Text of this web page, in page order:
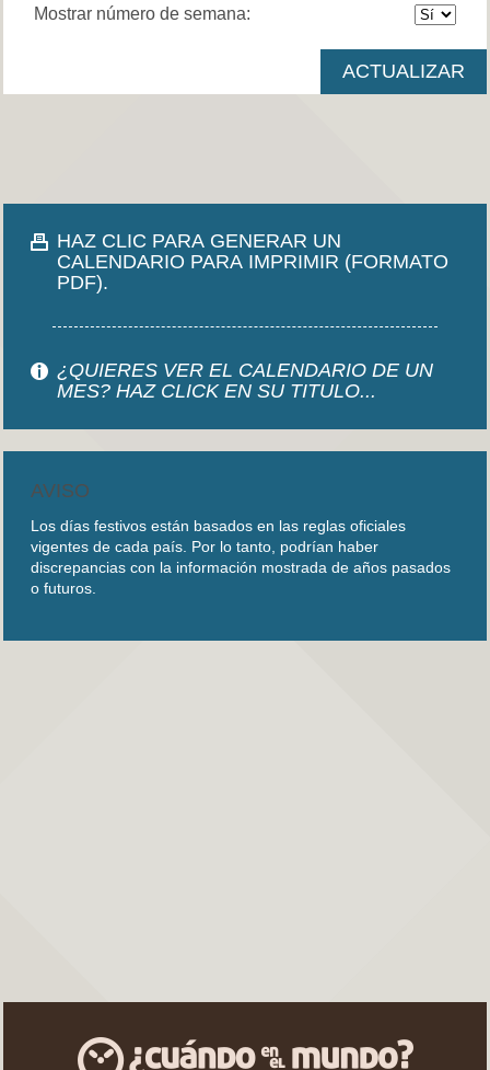
Mostrar número de semana:
HAZ CLIC PARA GENERAR UN
CALENDARIO PARA IMPRIMIR (FORMATO
PDF).
¿QUIERES VER EL CALENDARIO DE UN
MES? HAZ CLICK EN SU TITULO...
AVISO
Los días festivos están basados en las reglas oficiales
vigentes de cada país. Por lo tanto, podrían haber
discrepancias con la información mostrada de años pasados
o futuros.